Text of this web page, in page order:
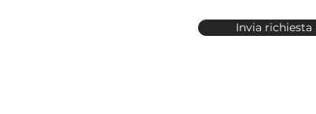
Invia richiesta